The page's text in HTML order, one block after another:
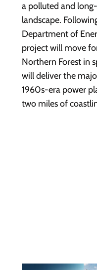
a polluted and
landscape.
Department of
project will move
Northern Forest in
will deliver the
1960s-era power
two miles of